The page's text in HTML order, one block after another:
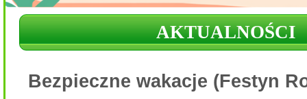
AKTUALNOŚCI
Bezpieczne wakacje (Festyn